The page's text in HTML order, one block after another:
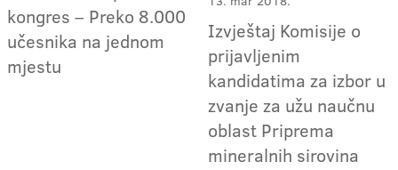
kongres – Preko 8.000
učesnika na jednom
mjestu
Izvještaj Komisije o
prijavljenim
kandidatima za izbor u
zvanje za užu naučnu
oblast Priprema
mineralnih sirovina